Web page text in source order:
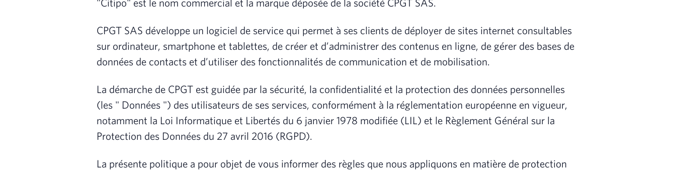
CPGT SAS développe un logiciel de service qui permet à ses clients de déployer de sites internet consultables
sur ordinateur, smartphone et tablettes, de créer et d’administrer des contenus en ligne, de gérer des bases de
données de contacts et d’utiliser des fonctionnalités de communication et de mobilisation.
La démarche de CPGT est guidée par la sécurité, la confidentialité et la protection des données personnelles
(les " Données ") des utilisateurs de ses services, conformément à la réglementation européenne en vigueur,
notamment la Loi Informatique et Libertés du 6 janvier 1978 modifiée (LIL) et le Règlement Général sur la
Protection des Données du 27 avril 2016 (RGPD).
La présente politique a pour objet de vous informer des règles que nous appliquons en matière de protection